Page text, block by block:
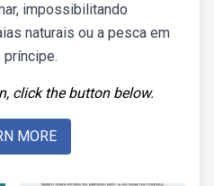
impossibilitando
naturais ou a pesca em
príncipe.
click the button below.
MORE